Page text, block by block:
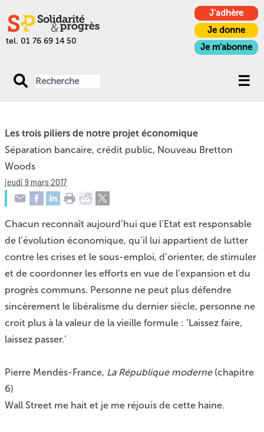
tel. 01 76 69 14 50
J'adhère
Je donne
Je m'abonne
Les trois piliers de notre projet économique
Séparation bancaire, crédit public, Nouveau Bretton
Woods
jeudi 9 mars 2017
Chacun reconnaît aujourd’hui que l’Etat est responsable
de l’évolution économique, qu’il lui appartient de lutter
contre les crises et le sous-emploi, d’orienter, de stimuler
et de coordonner les efforts en vue de l’expansion et du
progrès communs. Personne ne peut plus défendre
sincèrement le libéralisme du dernier siècle, personne ne
croit plus à la valeur de la vieille formule : ’Laissez faire,
laissez passer.’
Pierre Mendès-France, La République moderne(chapitre
6)
Wall Street me hait et je me réjouis de cette haine.